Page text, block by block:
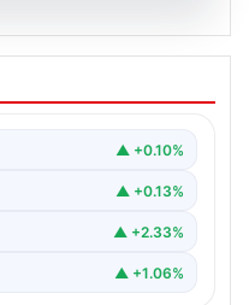
genç
▲ +0.10%
▲ +0.13%
▲ +2.33%
▲ +1.06%